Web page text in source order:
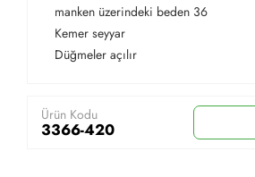
manken üzerindeki beden 36
Kemer seyyar
Düğmeler açılır
Ürün Kodu
3366-420